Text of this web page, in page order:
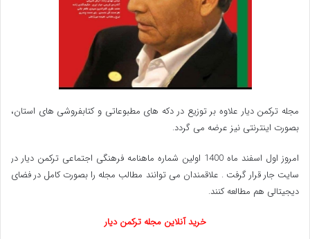
در روی زمین نشانه هایی از خداوند هست برای آنانیکه یقین
دارند .» بله واقعا بنگریم علاوه بر اینکه درروی زمین کوه های
بزرگ دریاها و اقیانوس های وسیع ، جنگلها و دشتهای فراخ ،
حیوانات گوناگون ووو… در داخل بدن خود انسان که عقل و
وجدان باشد وجود دارد ، این دو نه به چشم دیده میشود نه
وزن دارد نه جادار است .
با این وجود همه کاره ی آدمی هست بگونه ای که اگر انسان
بعداز مثلا ۲۰-۱۰ سال دوباره یکی را ببیند همان دیدار قبل را به
یاد میاورد !! این خلقت عجیب ضمن اینکه عجیب است
مجله ترکمن دیار علاوه بر توزیع در دکه های مطبوعاتی و کتابفروشی های استان،
بصورت اینترنتی نیز عرضه می گردد.‌
امروز اول اسفند ماه 1400 اولین شماره ماهنامه فرهنگی اجتماعی ترکمن دیار در
سایت جار قرار گرفت . علاقمندان می توانند مطالب مجله را بصورت کامل در فضای
دیجیتالی هم مطالعه کنند.
خرید آنلاین مجله ترکمن دیار